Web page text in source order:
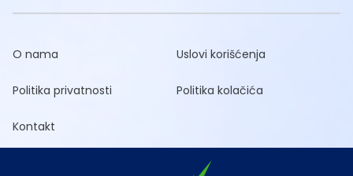
O nama Uslovi korišćenja
Politika privatnosti Politika kolačića
Kontakt